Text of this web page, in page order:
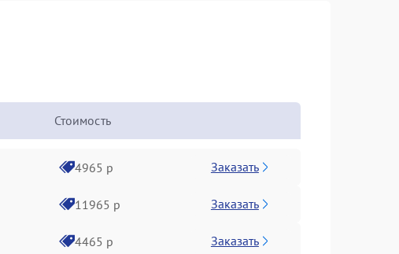
Стоимость
4965 р Заказать
11965 р Заказать
4465 р Заказать